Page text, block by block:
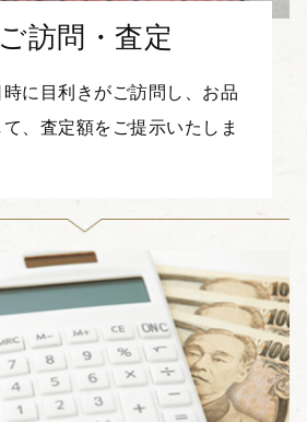
ご訪問・査定
時に目利きがご訪問し、お品
、査定額をご提示いたしま